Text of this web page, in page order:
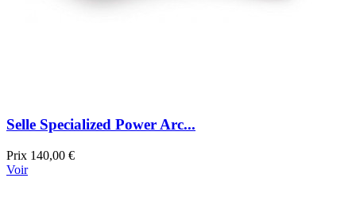
Selle Specialized Power Arc...
Prix 140,00 €
Voir